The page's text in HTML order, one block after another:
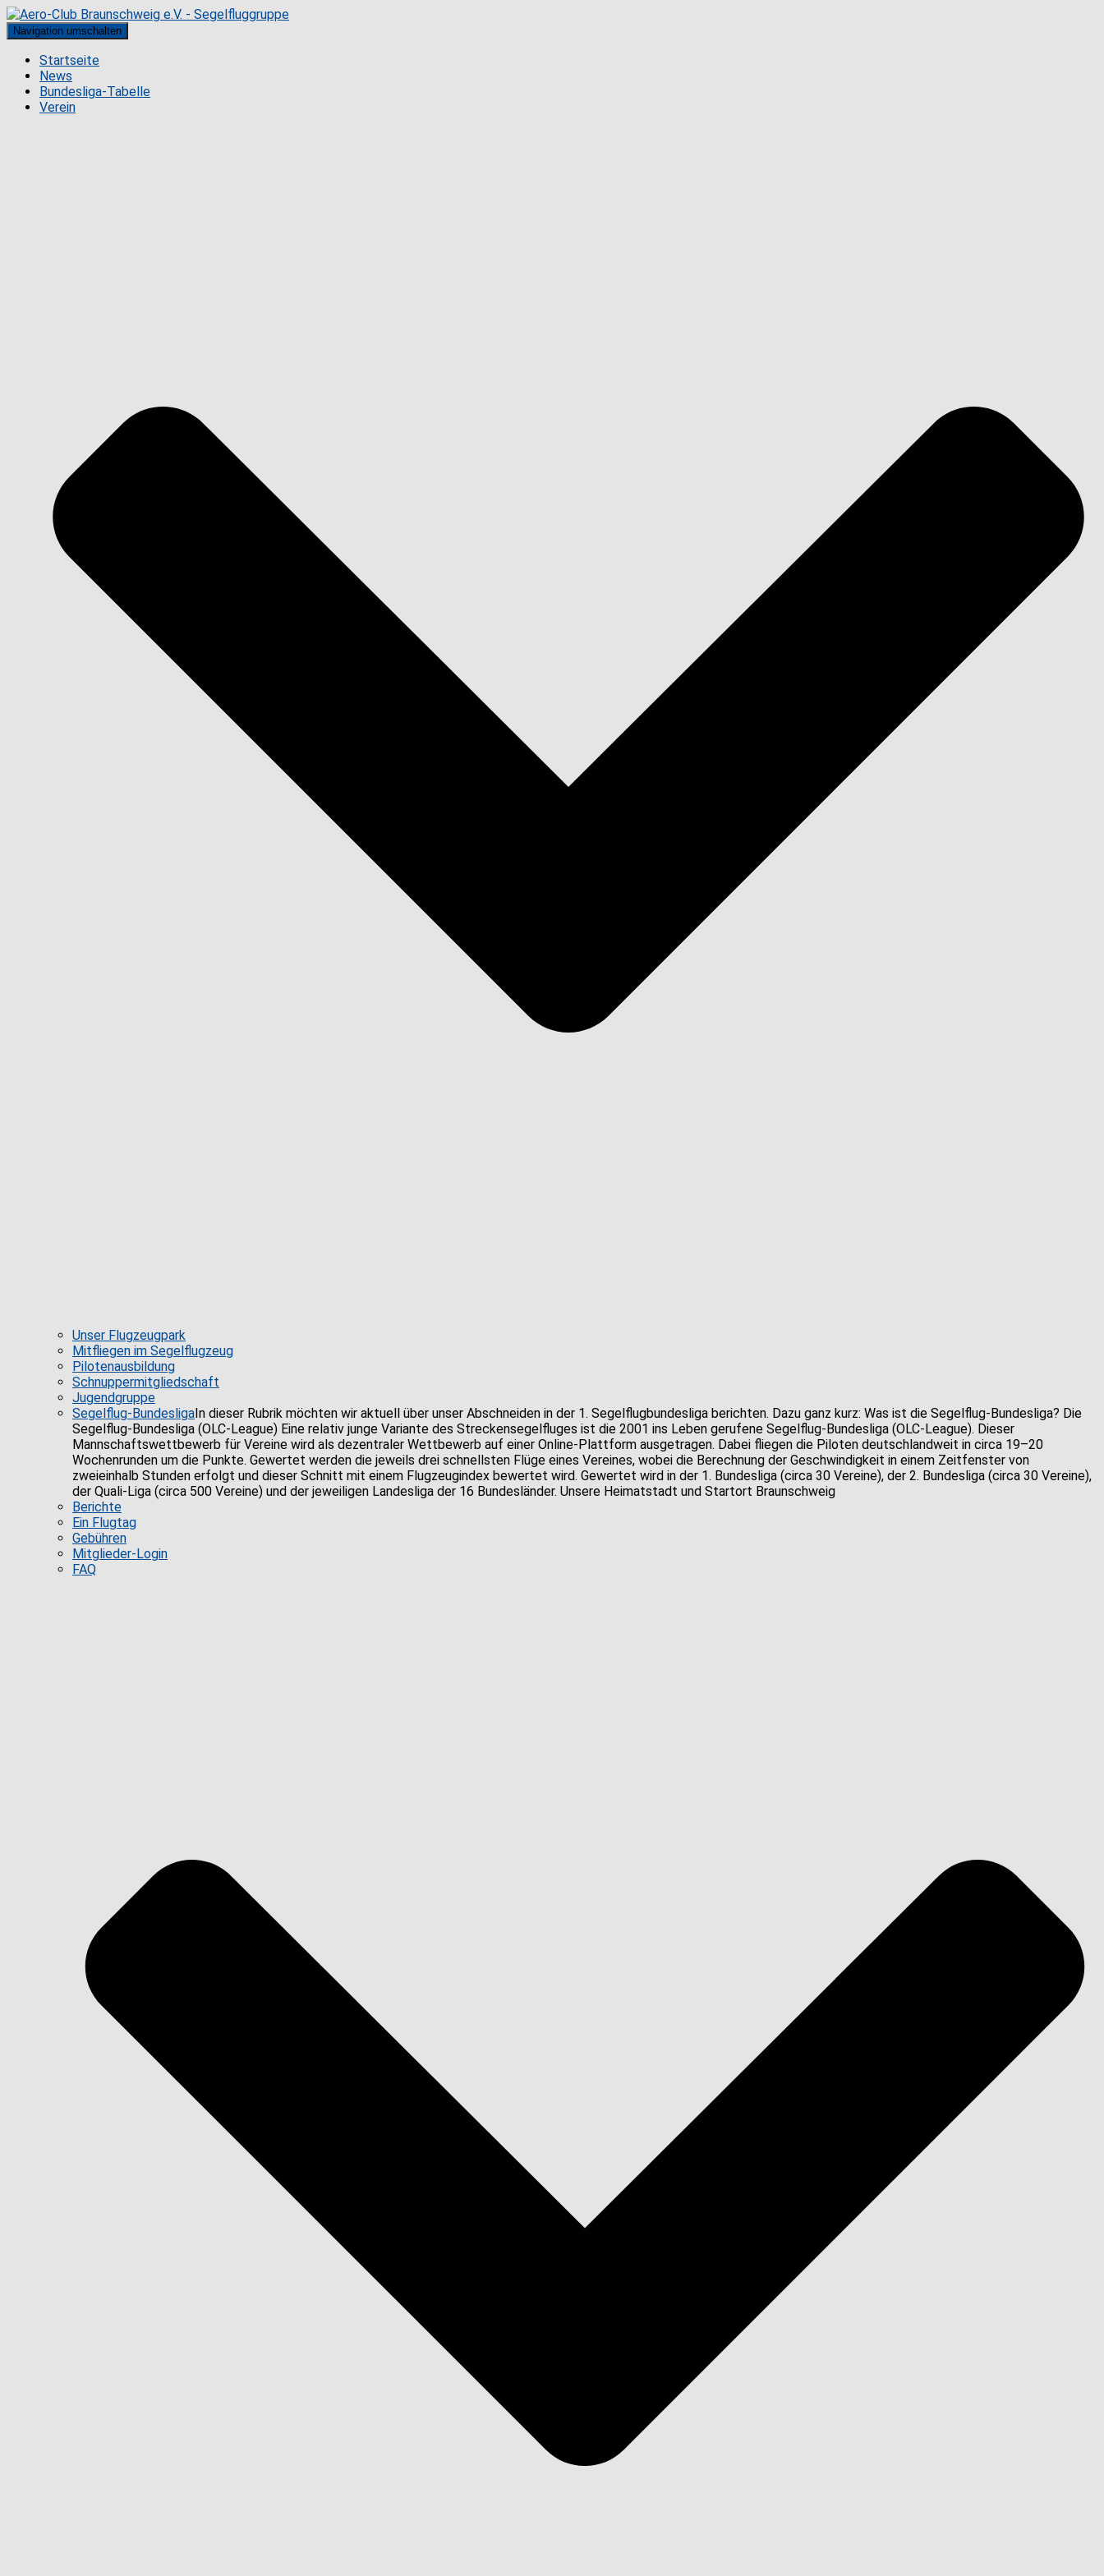
Navigation umschalten
Startseite
News
Bundesliga-Tabelle
Verein
Unser Flugzeugpark
Mitfliegen im Segelflugzeug
Pilotenausbildung
Schnuppermitgliedschaft
Jugendgruppe
Segelflug-BundesligaIn dieser Rubrik möchten wir aktuell über unser Abschneiden in der 1. Segelflugbundesliga berichten. Dazu ganz kurz: Was ist die Segelflug-Bundesliga? Die
Segelflug-Bundesliga (OLC-League) Eine relativ junge Variante des Streckensegelfluges ist die 2001 ins Leben gerufene Segelflug-Bundesliga (OLC-League). Dieser
Mannschaftswettbewerb für Vereine wird als dezentraler Wettbewerb auf einer Online-Plattform ausgetragen. Dabei fliegen die Piloten deutschlandweit in circa 19–20
Wochenrunden um die Punkte. Gewertet werden die jeweils drei schnellsten Flüge eines Vereines, wobei die Berechnung der Geschwindigkeit in einem Zeitfenster von
zweieinhalb Stunden erfolgt und dieser Schnitt mit einem Flugzeugindex bewertet wird. Gewertet wird in der 1. Bundesliga (circa 30 Vereine), der 2. Bundesliga (circa 30 Vereine),
der Quali-Liga (circa 500 Vereine) und der jeweiligen Landesliga der 16 Bundesländer. Unsere Heimatstadt und Startort Braunschweig
Berichte
Ein Flugtag
Gebühren
Mitglieder-Login
FAQ